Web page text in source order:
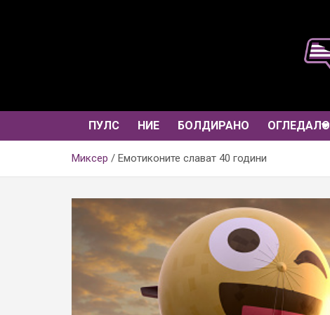
ПУЛС НИЕ БОЛДИРАНО ОГЛЕДАЛО
Миксер Емотиконите слават 40 години